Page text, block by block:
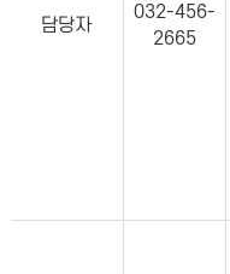
담당자
032-456-
2665